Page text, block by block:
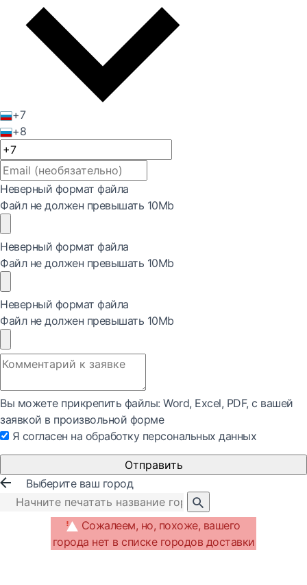
+7
+8
Неверный формат файла
Файл не должен превышать 10Mb
Неверный формат файла
Файл не должен превышать 10Mb
Неверный формат файла
Файл не должен превышать 10Mb
Вы можете прикрепить файлы: Word, Exсel, PDF, с вашей
заявкой в произвольной форме
Я согласен на обработку персональных данных
Отправить
Выберите ваш город
Сожалеем, но, похоже, вашего
города нет в списке городов доставки